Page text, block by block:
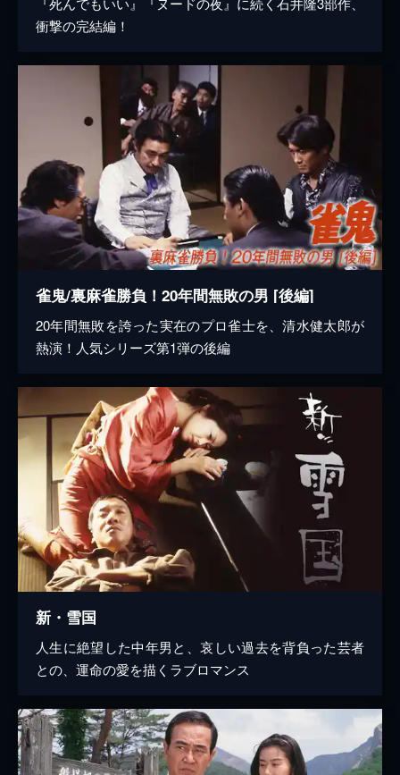
衝撃の完結編！
雀鬼/裏麻雀勝負！20年間無敗の男 [後編]
20年間無敗を誇った実在のプロ雀士を、清水健太郎が
熱演！人気シリーズ第1弾の後編
新・雪国
人生に絶望した中年男と、哀しい過去を背負った芸者
との、運命の愛を描くラブロマンス